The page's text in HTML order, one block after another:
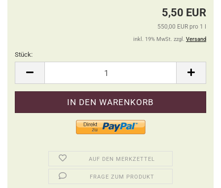
5,50 EUR
550,00 EUR pro 1 l
inkl. 19% MwSt. zzgl. Versand
Stück:
AUF DEN MERKZETTEL
FRAGE ZUM PRODUKT